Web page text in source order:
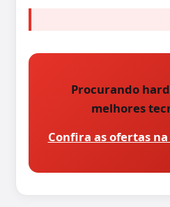
Procurando
melhores
Confira as ofertas